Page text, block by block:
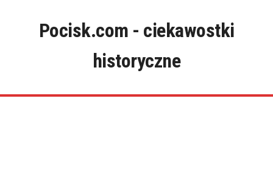
Pocisk.com - ciekawostki
historyczne